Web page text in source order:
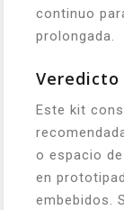
continuo
prolongada.
Este kit
o espacio
en
embebidos.